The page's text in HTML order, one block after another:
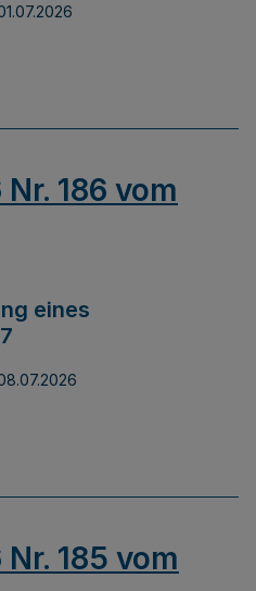
186 vom
eines
185 vom